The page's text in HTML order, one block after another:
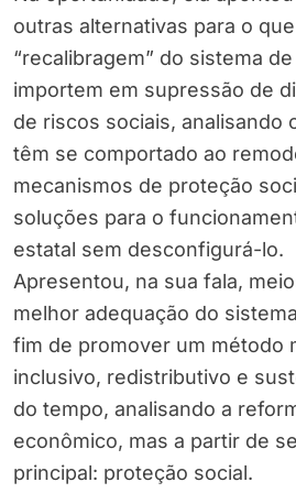
outras alternativas para o
“recalibragem” do sistema
importem em supressão de
de riscos sociais, analisando
têm se comportado ao
mecanismos de proteção
soluções para o
estatal sem desconfigurá-lo.
Apresentou, na sua fala,
melhor adequação do
fim de promover um método
inclusivo, redistributivo e
do tempo, analisando a
econômico, mas a partir de
principal: proteção social.